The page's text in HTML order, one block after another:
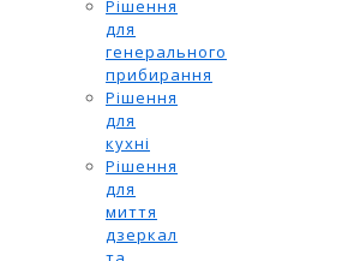
Рішення
для
генерального
прибирання
Рішення
для
кухні
Рішення
для
миття
дзеркал